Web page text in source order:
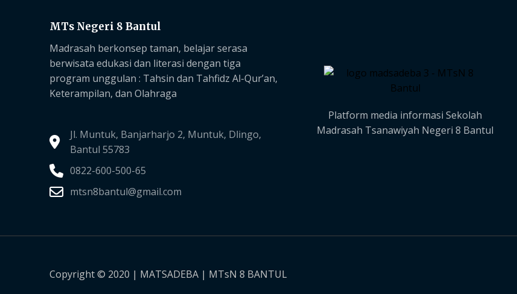
MTs Negeri 8 Bantul
Madrasah berkonsep taman, belajar serasa
berwisata edukasi dan literasi dengan tiga
program unggulan : Tahsin dan Tahfidz Al-Qur’an,
Keterampilan, dan Olahraga
Jl. Muntuk, Banjarharjo 2, Muntuk, Dlingo,
Bantul 55783
0822-600-500-65
mtsn8bantul@gmail.com
Platform media informasi Sekolah
Madrasah Tsanawiyah Negeri 8 Bantul
Copyright © 2020 | MATSADEBA | MTsN 8 BANTUL